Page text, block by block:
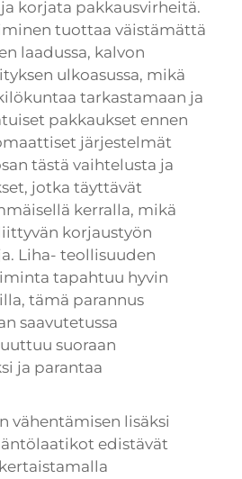
korjata pakkausvirheitä.
tuottaa väistämättä
laadussa, kalvon
ulkoasussa, mikä
tarkastamaan ja
pakkaukset ennen
järjestelmät
tästä vaihtelusta ja
jotka täyttävät
kerralla, mikä
korjaustyön
Liha- teollisuuden
tapahtuu hyvin
tämä parannus
saavutetussa
suoraan
ja parantaa
vähentämisen lisäksi
edistävät